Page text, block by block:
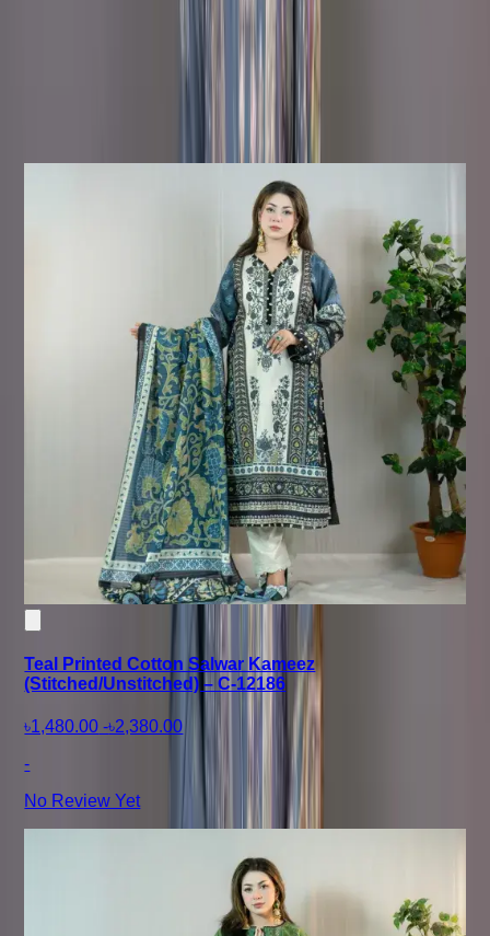
Teal Printed Cotton Salwar Kameez
(Stitched/Unstitched) – C-12186
৳1,480.00 -৳2,380.00
-
No Review Yet